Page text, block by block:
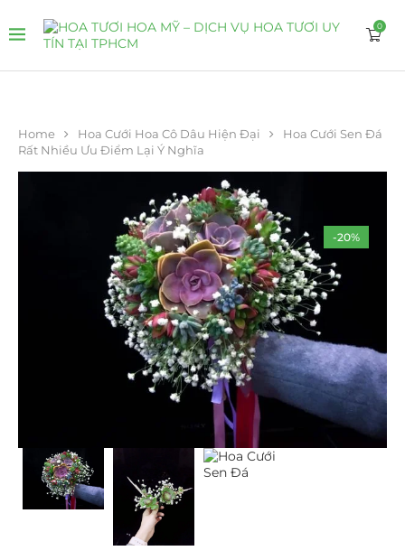
0
Home Hoa Cưới Hoa Cô Dâu Hiện Đại
Hoa Cưới Sen Đá
Rất Nhiều Ưu Điểm Lại Ý Nghĩa
-20%